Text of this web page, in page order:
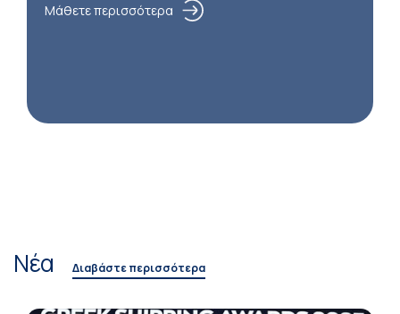
Μάθετε περισσότερα
Νέα Διαβάστε περισσότερα